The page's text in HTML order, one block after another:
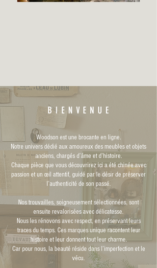
B I E N V E N U E
Woodson est une brocante en ligne.
Notre univers dédié aux amoureux des meubles et objets
anciens, chargés d’âme et d’histoire.
Chaque pièce que vous découvrirez ici a été chinée avec
passion et un œil attentif, guidé par le désir de préserver
l’authenticité de son passé.
Nos trouvailles, soigneusement sélectionnées, sont
ensuite revalorisées avec délicatesse.
Nous les rénovons avec respect, en préservant leurs
traces du temps. Ces marques unique racontent leur
histoire et leur donnent tout leur charme.
Car pour nous, la beauté réside dans l’imperfection et le
vécu.